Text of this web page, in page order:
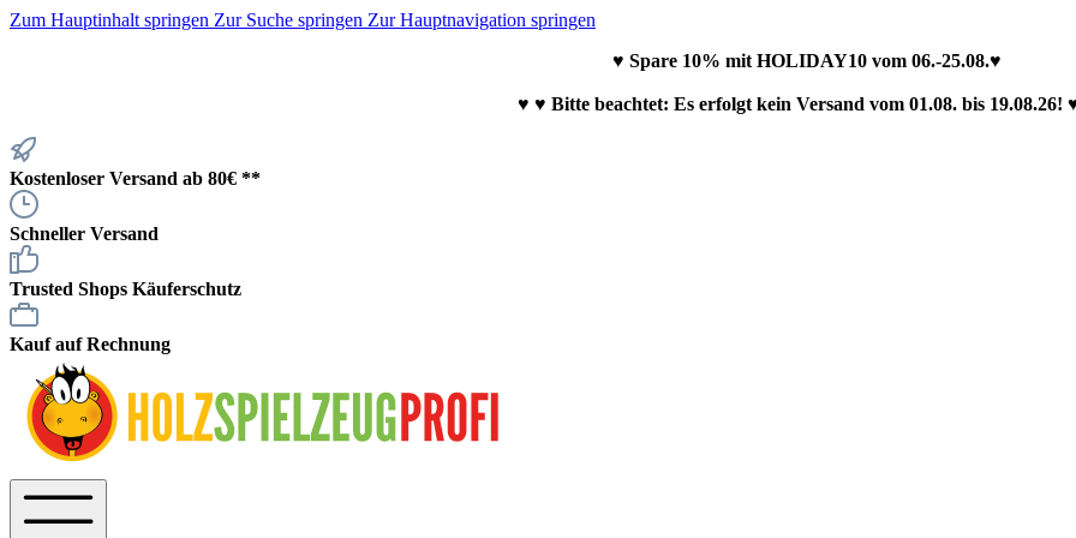
Zum Hauptinhalt springen Zur Suche springen Zur Hauptnavigation springen
♥ Spare 10% mit HOLIDAY10 vom 06.-25.08.♥
♥ ♥ Bitte beachtet: Es erfolgt kein Versand vom 01.08. bis 19.08.26!
Kostenloser Versand ab 80€ **
Schneller Versand
Trusted Shops Käuferschutz
Kauf auf Rechnung